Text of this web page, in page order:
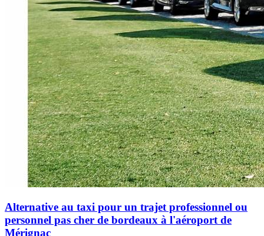
Alternative au taxi pour un trajet professionnel ou
personnel pas cher de bordeaux à l'aéroport de
Mérignac